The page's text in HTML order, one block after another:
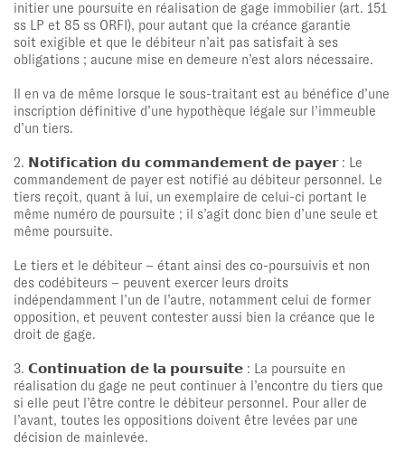
initier une poursuite en réalisation de gage immobilier (art. 151
ss LP et 85 ss ORFI), pour autant que la créance garantie
soit exigible et que le débiteur n’ait pas satisfait à ses
obligations ; aucune mise en demeure n’est alors nécessaire.
Il en va de même lorsque le sous-traitant est au bénéfice d’une
inscription définitive d’une hypothèque légale sur l’immeuble
d’un tiers.
2. 𝗡𝗼𝘁𝗶𝗳𝗶𝗰𝗮𝘁𝗶𝗼𝗻 𝗱𝘂 𝗰𝗼𝗺𝗺𝗮𝗻𝗱𝗲𝗺𝗲𝗻𝘁 𝗱𝗲 𝗽𝗮𝘆𝗲𝗿 : Le
commandement de payer est notifié au débiteur personnel. Le
tiers reçoit, quant à lui, un exemplaire de celui-ci portant le
même numéro de poursuite ; il s’agit donc bien d’une seule et
même poursuite.
Le tiers et le débiteur – étant ainsi des co-poursuivis et non
des codébiteurs – peuvent exercer leurs droits
indépendamment l’un de l’autre, notamment celui de former
opposition, et peuvent contester aussi bien la créance que le
droit de gage.
3. 𝗖𝗼𝗻𝘁𝗶𝗻𝘂𝗮𝘁𝗶𝗼𝗻 𝗱𝗲 𝗹𝗮 𝗽𝗼𝘂𝗿𝘀𝘂𝗶𝘁𝗲 : La poursuite en
réalisation du gage ne peut continuer à l’encontre du tiers que
si elle peut l’être contre le débiteur personnel. Pour aller de
l’avant, toutes les oppositions doivent être levées par une
décision de mainlevée.